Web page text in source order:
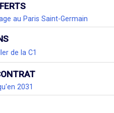
au Paris Saint-Germain
de la C1
2031